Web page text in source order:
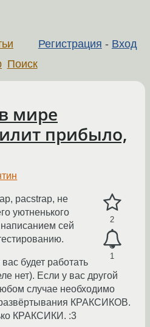
Регистрация - Вход
Поиск
в мире
прибыло,
2
1
pacstrap, не
уютненького
сей
будет работать
нет). Если у вас другой
случае необходимо
развёртывания КРАКСИКОВ.
КРАКСИКИ. :3